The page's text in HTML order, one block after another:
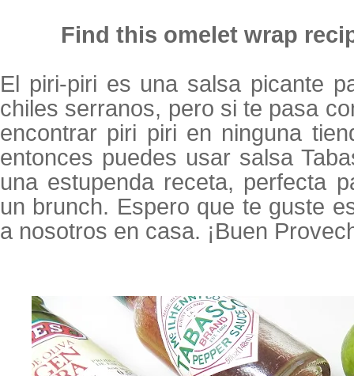
Find this omelet wrap
El piri-piri es una salsa picante
chiles serranos, pero si te pasa
encontrar piri piri en ninguna
entonces puedes usar salsa
una estupenda receta, perfecta
un brunch. Espero que te guste
a nosotros en casa. ¡Buen